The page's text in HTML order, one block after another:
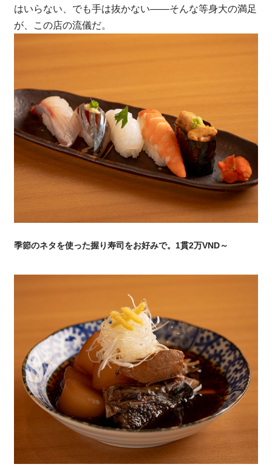
はいらない、でも手は抜かない——そんな等身大の満足
が、この店の流儀だ。
季節のネタを使った握り寿司をお好みで。1貫2万VND～